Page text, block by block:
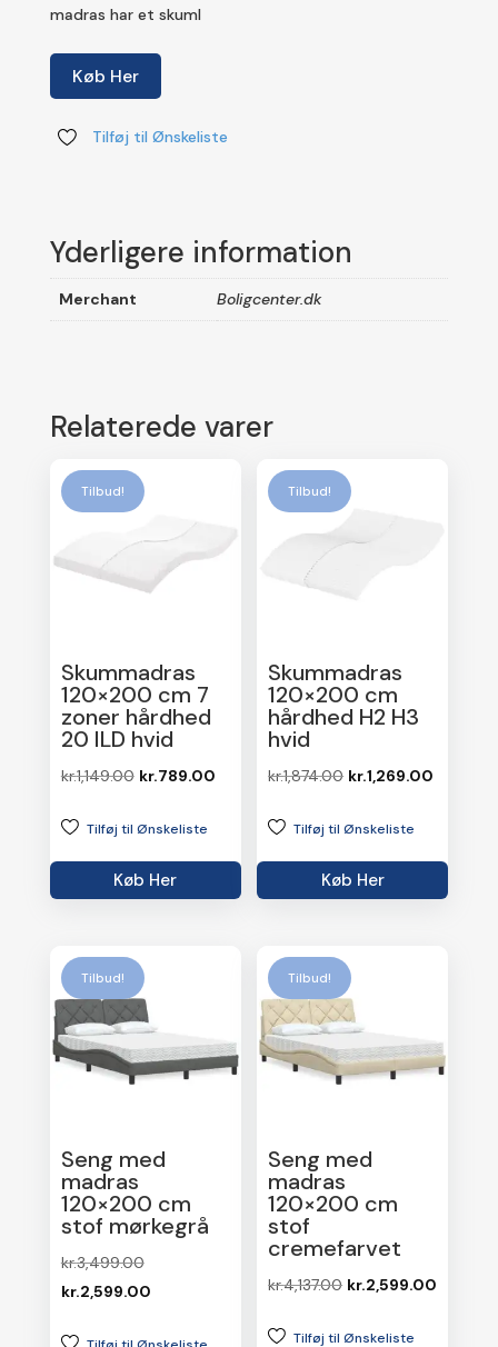
madras har et skuml
Køb Her
Tilføj til Ønskeliste
Yderligere information
Merchant Boligcenter.dk
Relaterede varer
Tilbud!
Skummadras
120×200 cm 7
zoner hårdhed
20 ILD hvid
kr.1,149.00 Den
pris
var:
kr.1,149.00.
kr.789.00Den
er:
kr.789.00.
Tilføj til Ønskeliste
Køb Her
Tilbud!
Skummadras
120×200 cm
hårdhed H2 H3
hvid
kr.1,874.00 Den
pris
var:
kr.1,874.00.
kr.1,269.00
er:
Tilføj til Ønskeliste
Køb Her
Tilbud!
Seng med
madras
120×200 cm
stof mørkegrå
kr.3,499.00Den
oprindelige
kr.2,599.00Den
Tilbud!
Seng med
madras
120×200 cm
stof
cremefarvet
kr.4,137.00 Den
pris
kr.2,599.00
Tilføj til Ønskeliste